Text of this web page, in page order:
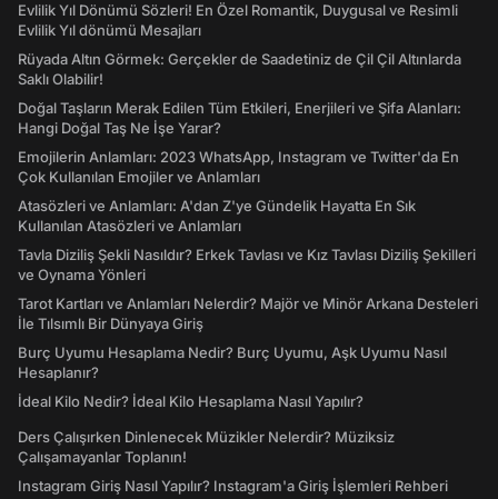
Evlilik Yıl Dönümü Sözleri! En Özel Romantik, Duygusal ve Resimli
Evlilik Yıl dönümü Mesajları
Rüyada Altın Görmek: Gerçekler de Saadetiniz de Çil Çil Altınlarda
Saklı Olabilir!
Doğal Taşların Merak Edilen Tüm Etkileri, Enerjileri ve Şifa Alanları:
Hangi Doğal Taş Ne İşe Yarar?
Emojilerin Anlamları: 2023 WhatsApp, Instagram ve Twitter'da En
Çok Kullanılan Emojiler ve Anlamları
Atasözleri ve Anlamları: A'dan Z'ye Gündelik Hayatta En Sık
Kullanılan Atasözleri ve Anlamları
Tavla Diziliş Şekli Nasıldır? Erkek Tavlası ve Kız Tavlası Diziliş Şekilleri
ve Oynama Yönleri
Tarot Kartları ve Anlamları Nelerdir? Majör ve Minör Arkana Desteleri
İle Tılsımlı Bir Dünyaya Giriş
Burç Uyumu Hesaplama Nedir? Burç Uyumu, Aşk Uyumu Nasıl
Hesaplanır?
İdeal Kilo Nedir? İdeal Kilo Hesaplama Nasıl Yapılır?
Ders Çalışırken Dinlenecek Müzikler Nelerdir? Müziksiz
Çalışamayanlar Toplanın!
Instagram Giriş Nasıl Yapılır? Instagram'a Giriş İşlemleri Rehberi